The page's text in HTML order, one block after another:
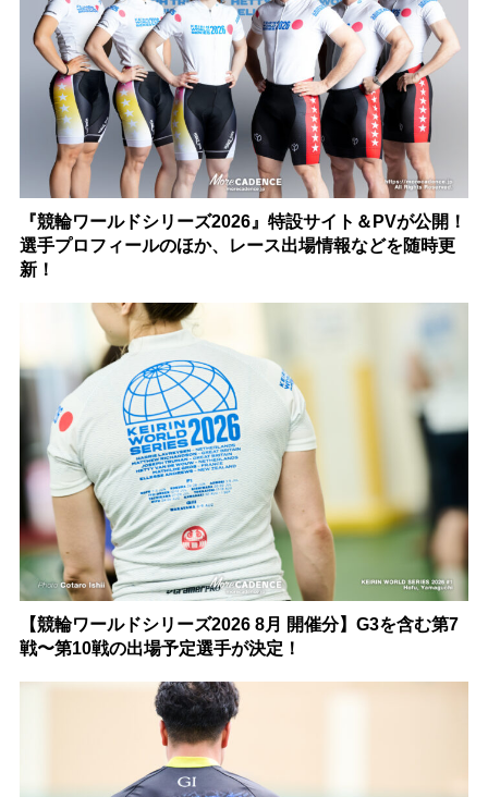
『競輪ワールドシリーズ2026』特設サイト＆PVが公開！
選手プロフィールのほか、レース出場情報などを随時更
新！
【競輪ワールドシリーズ2026 8月 開催分】G3を含む第7
戦〜第10戦の出場予定選手が決定！